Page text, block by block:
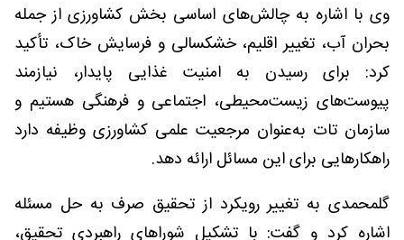
وی با اشاره به چالش‌های اساسی بخش کشاورزی از جمله
بحران آب، تغییر اقلیم، خشکسالی و فرسایش خاک، تأکید
کرد: برای رسیدن به امنیت غذایی پایدار، نیازمند
پیوست‌های زیست‌محیطی، اجتماعی و فرهنگی هستیم و
سازمان تات به‌عنوان مرجعیت علمی کشاورزی وظیفه دارد
راهکارهایی برای این مسائل ارائه دهد.
گلمحمدی به تغییر رویکرد از تحقیق صرف به حل مسئله
اشاره کرد و گفت: با تشکیل شوراهای راهبردی تحقیق،